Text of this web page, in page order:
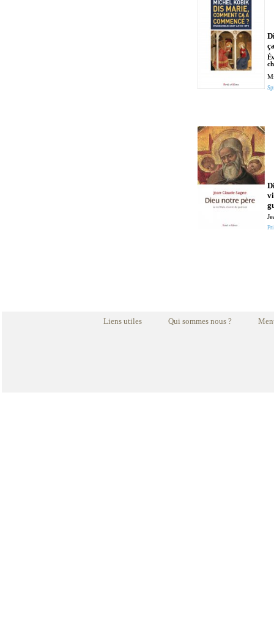
Liens utiles Qui sommes nous ?